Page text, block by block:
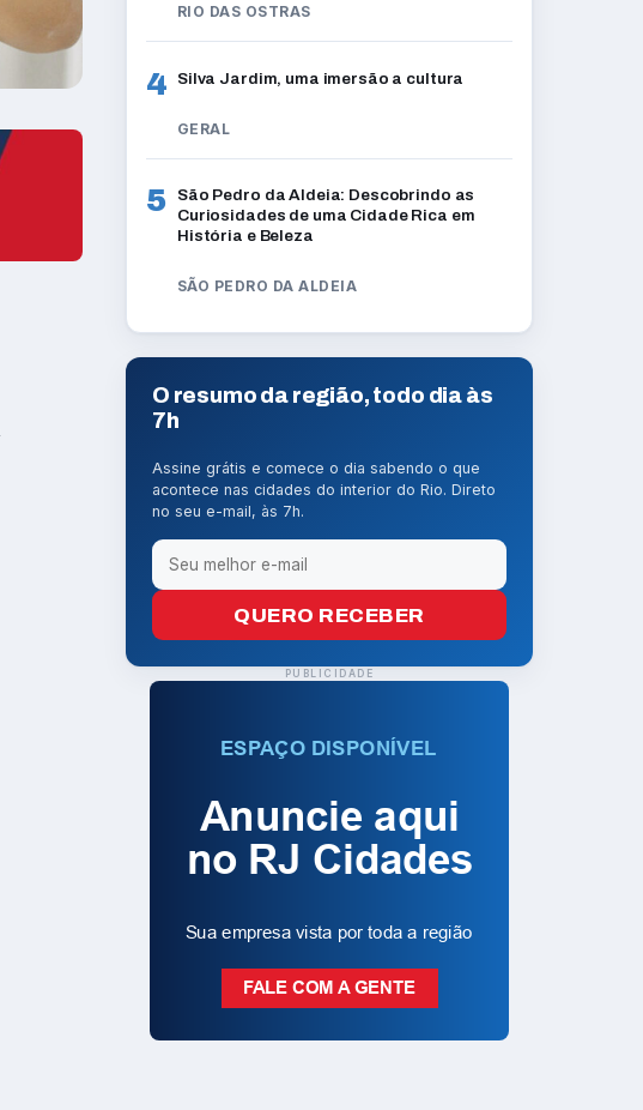
RIO DAS OSTRAS
4 Silva Jardim, uma imersão a cultura
GERAL
5
São Pedro da Aldeia: Descobrindo as
Curiosidades de uma Cidade Rica em
História e Beleza
SÃO PEDRO DA ALDEIA
O resumo da região, todo dia às
7h
Assine grátis e comece o dia sabendo o que
acontece nas cidades do interior do Rio. Direto
no seu e-mail, às 7h.
QUERO RECEBER
PUBLICIDADE